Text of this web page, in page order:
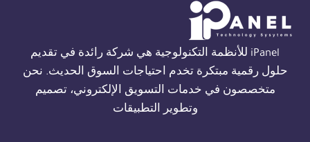
01554305486
iPanel للأنظمة التكنولوجية هي شركة رائدة في تقديم
حلول رقمية مبتكرة تخدم احتياجات السوق الحديث. نحن
متخصصون في خدمات التسويق الإلكتروني، تصميم
وتطوير التطبيقات